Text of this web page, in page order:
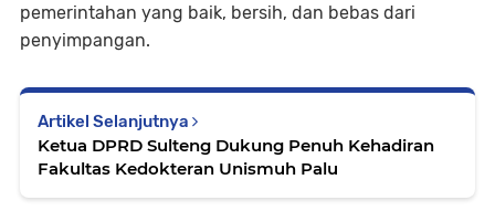
pemerintahan yang baik, bersih, dan bebas dari
penyimpangan.
Artikel Selanjutnya
Ketua DPRD Sulteng Dukung Penuh Kehadiran
Fakultas Kedokteran Unismuh Palu